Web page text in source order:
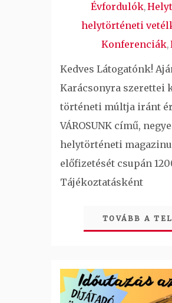
Évfordulók,
helytörténeti
Konferenciák,
Kedves Látogatónk!
Karácsonyra szerettei
történeti múltja iránt
VÁROSUNK című,
helytörténeti
előfizetését csupán
Tájékoztatásként
TOVÁBB A